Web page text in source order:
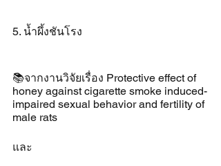
5. น้ำผึ้งชันโรง
📚จากงานวิจัยเรื่อง Protective effect of
honey against cigarette smoke induced-
impaired sexual behavior and fertility of
male rats
และ